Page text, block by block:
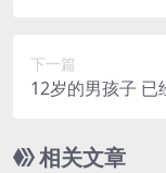
下一篇
12岁的男孩子
相关文章